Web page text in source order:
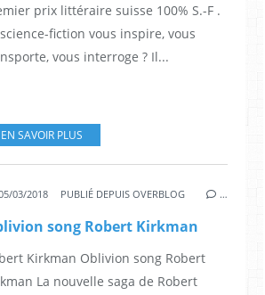
prix littéraire suisse 100% S.-F .
fiction vous inspire, vous
vous interroge ? Il...
EN SAVOIR PLUS
,ALBUM BANDE DESSINÉ
03/2018 PUBLIÉ DEPUIS OVERBLOG …
song Robert Kirkman
Kirkman Oblivion song Robert
La nouvelle saga de Robert